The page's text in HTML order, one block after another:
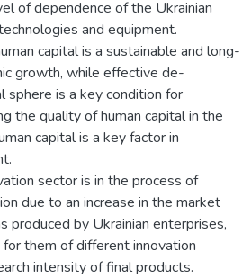
of dependence of the Ukrainian
and equipment.
capital is a sustainable and long-
growth, while effective de-
sphere is a key condition for
the quality of human capital in the
capital is a key factor in
sector is in the process of
due to an increase in the market
produced by Ukrainian enterprises,
them of different innovation
intensity of final products.